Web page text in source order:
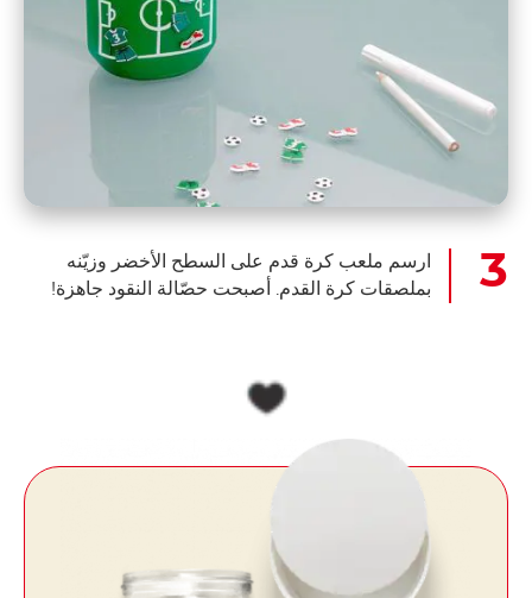
ارسم ملعب كرة قدم على السطح الأخضر وزيّنه
بملصقات كرة القدم. أصبحت حصّالة النقود جاهزة!